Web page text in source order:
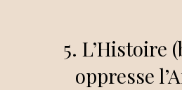
5. L’Histoire
oppresse